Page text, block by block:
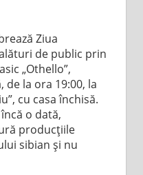
Ziua
de public prin
„Othello”,
de la ora 19:00, la
cu casa închisă.
o dată,
producțiile
sibian și nu